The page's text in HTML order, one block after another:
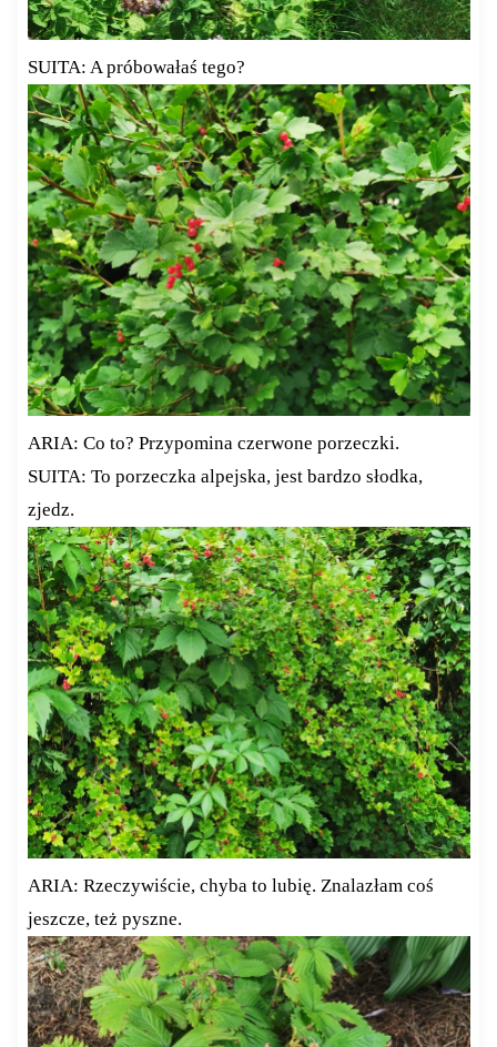
SUITA: A próbowałaś tego?
ARIA: Co to? Przypomina czerwone porzeczki.
SUITA: To porzeczka alpejska, jest bardzo słodka,
zjedz.
ARIA: Rzeczywiście, chyba to lubię. Znalazłam coś
jeszcze, też pyszne.